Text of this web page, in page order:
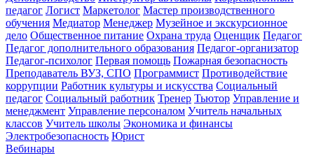
педагог Логист Маркетолог Мастер производственного
обучения Медиатор Менеджер Музейное и экскурсионное
дело Общественное питание Охрана труда Оценщик Педагог
Педагог дополнительного образования Педагог-организатор
Педагог-психолог Первая помощь Пожарная безопасность
Преподаватель ВУЗ, СПО Программист Противодействие
коррупции Работник культуры и искусства Социальный
педагог Социальный работник Тренер Тьютор Управление и
менеджмент Управление персоналом Учитель начальных
классов Учитель школы Экономика и финансы
Электробезопасность Юрист
Вебинары